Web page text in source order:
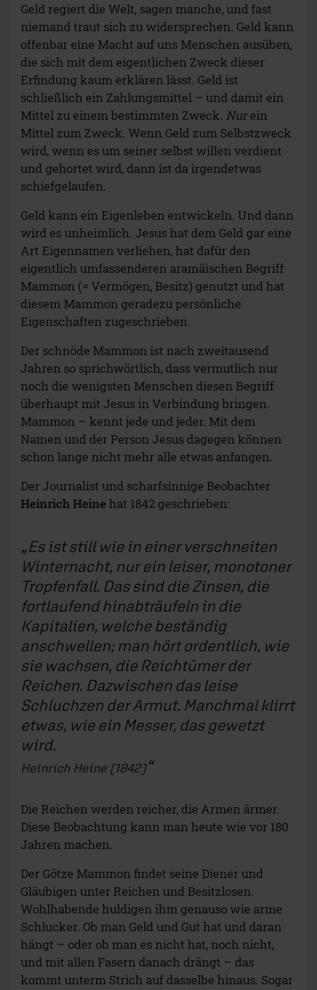
Geld regiert die Welt, sagen manche, und fast
niemand traut sich zu widersprechen. Geld kann
offenbar eine Macht auf uns Menschen ausüben,
die sich mit dem eigentlichen Zweck dieser
Erfindung kaum erklären lässt. Geld ist
schließlich ein Zahlungsmittel – und damit ein
Mittel zu einem bestimmten Zweck. Nurein
Mittel zum Zweck. Wenn Geld zum Selbstzweck
wird, wenn es um seiner selbst willen verdient
und gehortet wird, dann ist da irgendetwas
schiefgelaufen.
Geld kann ein Eigenleben entwickeln. Und dann
wird es unheimlich. Jesus hat dem Geld gar eine
Art Eigennamen verliehen, hat dafür den
eigentlich umfassenderen aramäischen Begriff
Mammon (= Vermögen, Besitz) genutzt und hat
diesem Mammon geradezu persönliche
Eigenschaften zugeschrieben.
Der schnöde Mammon ist nach zweitausend
Jahren so sprichwörtlich, dass vermutlich nur
noch die wenigsten Menschen diesen Begriff
überhaupt mit Jesus in Verbindung bringen.
Mammon – kennt jede und jeder. Mit dem
Namen und der Person Jesus dagegen können
schon lange nicht mehr alle etwas anfangen.
Der Journalist und scharfsinnige Beobachter
Heinrich Heine hat 1842 geschrieben:
Es ist still wie in einer verschneiten
Winternacht, nur ein leiser, monotoner
Tropfenfall. Das sind die Zinsen, die
fortlaufend hinabträufeln in die
Kapitalien, welche beständig
anschwellen; man hört ordentlich, wie
sie wachsen, die Reichtümer der
Reichen. Dazwischen das leise
Schluchzen der Armut. Manchmal klirrt
etwas, wie ein Messer, das gewetzt
wird.
Heinrich Heine (1842)
Die Reichen werden reicher, die Armen ärmer.
Diese Beobachtung kann man heute wie vor 180
Jahren machen.
Der Götze Mammon findet seine Diener und
Gläubigen unter Reichen und Besitzlosen.
Wohlhabende huldigen ihm genauso wie arme
Schlucker. Ob man Geld und Gut hat und daran
hängt – oder ob man es nicht hat, noch nicht,
und mit allen Fasern danach drängt – das
kommt unterm Strich auf dasselbe hinaus. Sogar